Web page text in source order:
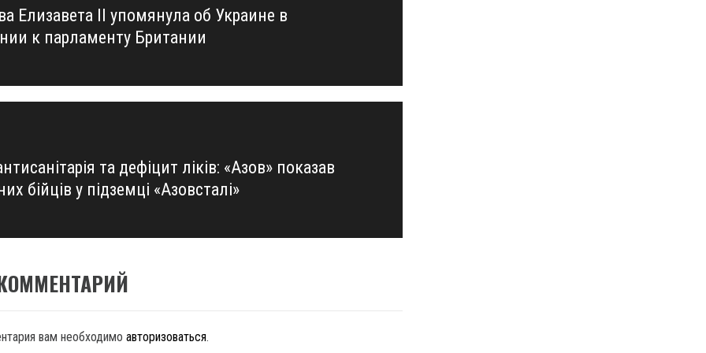
Елизавета ІІ упомянула об Украине в
к парламенту Британии
та дефіцит ліків: «Азов» показав
бійців у підземці «Азовсталі»
вам необходимо авторизоваться.